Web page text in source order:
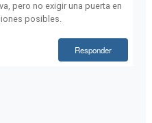
pero no exigir una puerta en
posibles.
Responder